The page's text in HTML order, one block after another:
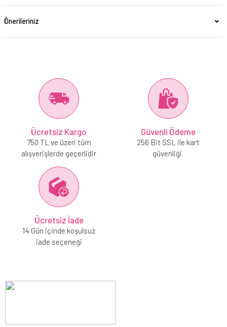
Önerileriniz
Ücretsiz Kargo
750 TL ve üzeri tüm
alışverişlerde geçerlidir
Güvenli Ödeme
256 Bit SSL ile kart
güvenliği.
Ücretsiz İade
14 Gün içinde koşulsuz
iade seçeneği